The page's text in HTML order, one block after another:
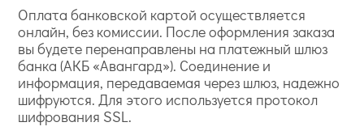
Оплата банковской картой осуществляется
онлайн, без комиссии. После оформления заказа
вы будете перенаправлены на платежный шлюз
банка (АКБ «Авангард»). Соединение и
информация, передаваемая через шлюз, надежно
шифруются. Для этого используется протокол
шифрования SSL.